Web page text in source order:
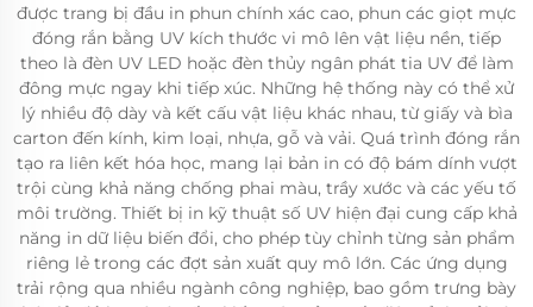
được trang bị đầu in phun chính xác cao, phun các giọt mực
đóng rắn bằng UV kích thước vi mô lên vật liệu nền, tiếp
theo là đèn UV LED hoặc đèn thủy ngân phát tia UV để làm
đông mực ngay khi tiếp xúc. Những hệ thống này có thể xử
lý nhiều độ dày và kết cấu vật liệu khác nhau, từ giấy và bìa
carton đến kính, kim loại, nhựa, gỗ và vải. Quá trình đóng rắn
tạo ra liên kết hóa học, mang lại bản in có độ bám dính vượt
trội cùng khả năng chống phai màu, trầy xước và các yếu tố
môi trường. Thiết bị in kỹ thuật số UV hiện đại cung cấp khả
năng in dữ liệu biến đổi, cho phép tùy chỉnh từng sản phẩm
riêng lẻ trong các đợt sản xuất quy mô lớn. Các ứng dụng
trải rộng qua nhiều ngành công nghiệp, bao gồm trưng bày